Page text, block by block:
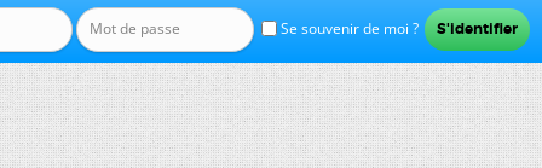
Se souvenir de moi ?